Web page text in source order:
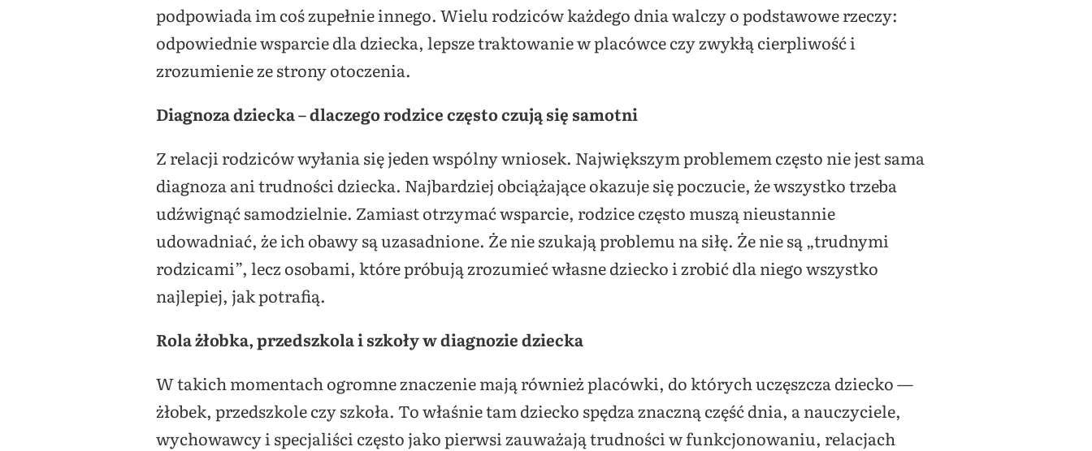
podpowiada im coś zupełnie innego. Wielu rodziców każdego dnia walczy o podstawowe rzeczy:
odpowiednie wsparcie dla dziecka, lepsze traktowanie w placówce czy zwykłą cierpliwość i
zrozumienie ze strony otoczenia.
Diagnoza dziecka – dlaczego rodzice często czują się samotni
Z relacji rodziców wyłania się jeden wspólny wniosek. Największym problemem często nie jest sama
diagnoza ani trudności dziecka. Najbardziej obciążające okazuje się poczucie, że wszystko trzeba
udźwignąć samodzielnie. Zamiast otrzymać wsparcie, rodzice często muszą nieustannie
udowadniać, że ich obawy są uzasadnione. Że nie szukają problemu na siłę. Że nie są „trudnymi
rodzicami”, lecz osobami, które próbują zrozumieć własne dziecko i zrobić dla niego wszystko
najlepiej, jak potrafią.
Rola żłobka, przedszkola i szkoły w diagnozie dziecka
W takich momentach ogromne znaczenie mają również placówki, do których uczęszcza dziecko —
żłobek, przedszkole czy szkoła. To właśnie tam dziecko spędza znaczną część dnia, a nauczyciele,
wychowawcy i specjaliści często jako pierwsi zauważają trudności w funkcjonowaniu, relacjach